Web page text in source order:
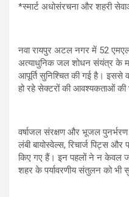
*स्मार्ट अधोसंरचना और शहरी
नवा रायपुर अटल नगर में 52
अत्याधुनिक जल शोधन संयंत्र के
आपूर्ति सुनिश्चित की गई है। इससे
हो रहे सेक्टरों की आवश्यकताओं की
वर्षाजल संरक्षण और भूजल
लंबी बायोस्वेल्स, रिचार्ज पिट्स
किए गए हैं। इन पहलों ने न केवल
शहर के पर्यावरणीय संतुलन को भी